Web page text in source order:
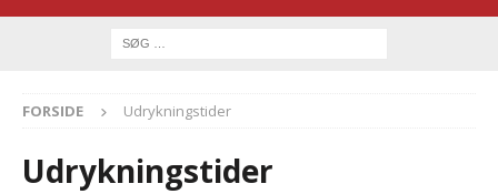
FORSIDE Udrykningstider
Udrykningstider